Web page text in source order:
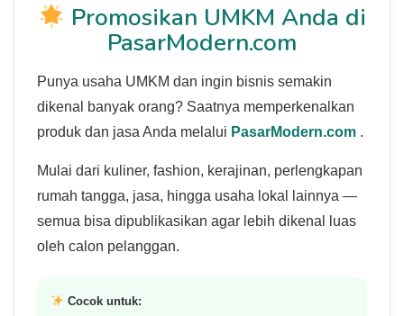
Promosikan UMKM Anda di
PasarModern.com
Punya usaha UMKM dan ingin bisnis semakin
dikenal banyak orang? Saatnya memperkenalkan
produk dan jasa Anda melalui PasarModern.com .
Mulai dari kuliner, fashion, kerajinan, perlengkapan
rumah tangga, jasa, hingga usaha lokal lainnya —
semua bisa dipublikasikan agar lebih dikenal luas
oleh calon pelanggan.
Cocok untuk: